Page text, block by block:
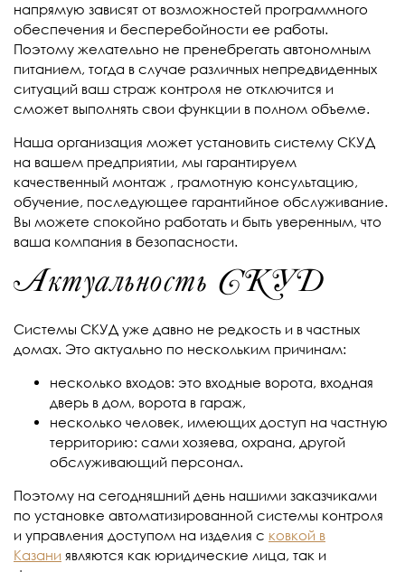
напрямую зависят от возможностей программного
обеспечения и бесперебойности ее работы.
Поэтому желательно не пренебрегать автономным
питанием, тогда в случае различных непредвиденных
ситуаций ваш страж контроля не отключится и
сможет выполнять свои функции в полном объеме.
Наша организация может установить систему СКУД
на вашем предприятии, мы гарантируем
качественный монтаж , грамотную консультацию,
обучение, последующее гарантийное обслуживание.
Вы можете спокойно работать и быть уверенным, что
ваша компания в безопасности.
Актуальность СКУД
Системы СКУД уже давно не редкость и в частных
домах. Это актуально по нескольким причинам:
несколько входов: это входные ворота, входная
дверь в дом, ворота в гараж,
несколько человек, имеющих доступ на частную
территорию: сами хозяева, охрана, другой
обслуживающий персонал.
Поэтому на сегодняшний день нашими заказчиками
по установке автоматизированной системы контроля
и управления доступом на изделия с ковкой в
Казани являются как юридические лица, так и